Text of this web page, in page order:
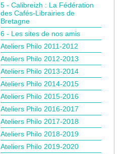
5 - Calibreizh : La Fédération
des Cafés-Librairies de
Bretagne
6 - Les sites de nos amis
Ateliers Philo 2011-2012
Ateliers Philo 2012-2013
Ateliers Philo 2013-2014
Ateliers Philo 2014-2015
Ateliers Philo 2015-2016
Ateliers Philo 2016-2017
Ateliers Philo 2017-2018
Ateliers Philo 2018-2019
Ateliers Philo 2019-2020